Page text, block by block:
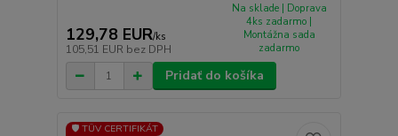
129,78 EUR/ks
105,51 EUR bez DPH
Na sklade | Doprava
4ks zadarmo |
Montážna sada
zadarmo
Pridať do košíka
🛡️ TÜV CERTIFIKÁT